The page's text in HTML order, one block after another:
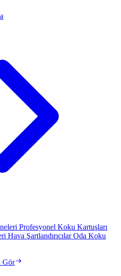
Profesyonel Koku Kartuşları
Hava ŞartlandırıcılarOda Koku
Gör